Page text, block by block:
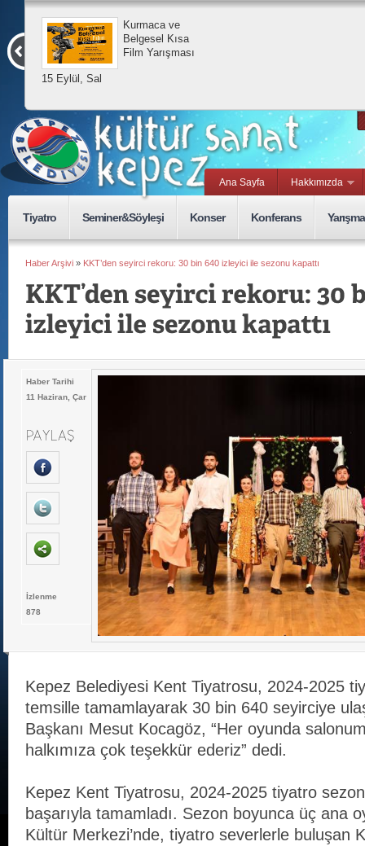
15 Eylül, Sal
Kurmaca ve
Belgesel Kısa
Film Yarışması
Ana Sayfa Hakkımızda
Tiyatro Seminer&Söyleşi Konser Konferans Yarışma
Haber Arşivi » KKT’den seyirci rekoru: 30 bin 640 izleyici ile sezonu kapattı
Haber Tarihi
11 Haziran, Çar
İzlenme
878
Kepez Belediyesi Kent Tiyatrosu, 2024-2025
temsille tamamlayarak 30 bin 640 seyirciye
Başkanı Mesut Kocagöz, “Her oyunda
halkımıza çok teşekkür ederiz” dedi.
Kepez Kent Tiyatrosu, 2024-2025 tiyatro
başarıyla tamamladı. Sezon boyunca üç ana
Kültür Merkezi’nde, tiyatro severlerle buluşan